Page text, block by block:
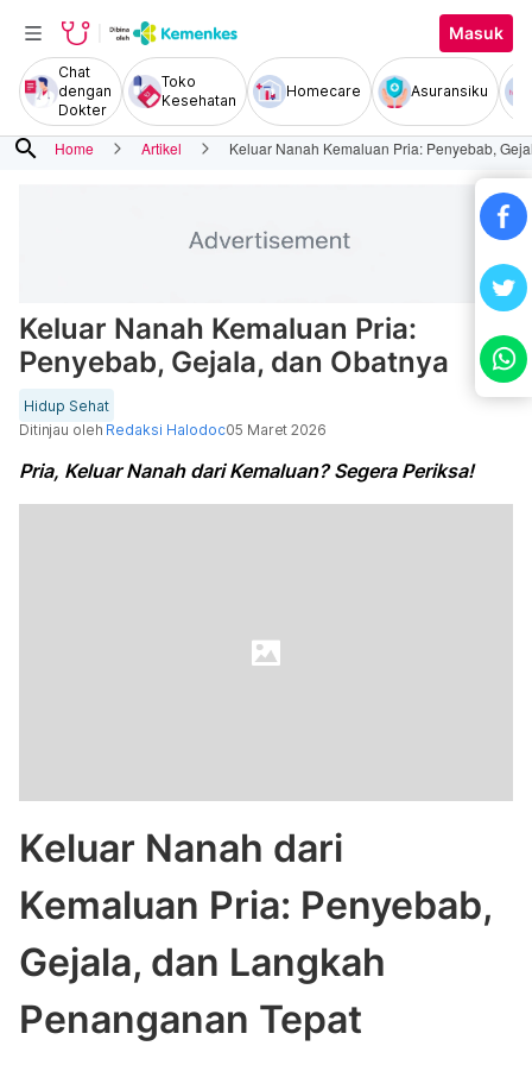
Masuk
Chat
dengan
Dokter
Toko
Kesehatan
Homecare Asuransiku
search Home Artikel Keluar Nanah Kemaluan Pria: Penyebab,
Keluar Nanah Kemaluan Pria:
Penyebab, Gejala, dan Obatnya
Hidup Sehat
Ditinjau oleh Redaksi Halodoc05 Maret 2026
Pria, Keluar Nanah dari Kemaluan? Segera Periksa!
Keluar Nanah dari
Kemaluan Pria: Penyebab,
Gejala, dan Langkah
Penanganan Tepat